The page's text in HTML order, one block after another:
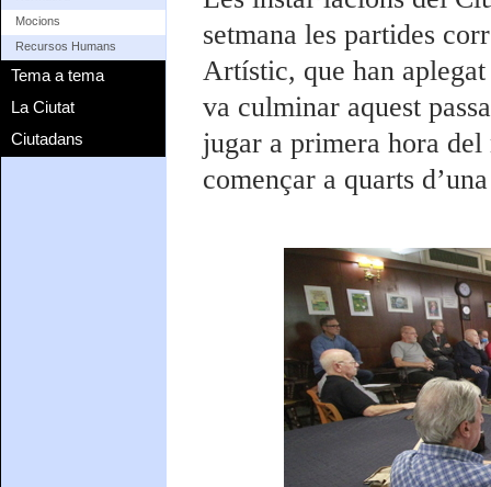
Mocions
Recursos Humans
Tema a tema
La Ciutat
Ciutadans
setmana les partides
Artístic, que han
va culminar aquest
jugar a primera hora
començar a quarts